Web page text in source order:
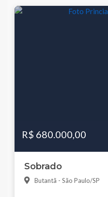
R$ 680.000,00
Sobrado
Butantã - São Paulo/SP